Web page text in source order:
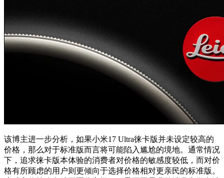
该博主进一步分析，如果小米17 Ultra徕卡版并未设定较高的
价格，那么对于标准版而言将可能陷入尴尬的境地。通常情况
下，追求徕卡版本体验的消费者对价格的敏感度较低，而对价
格有所顾虑的用户则更倾向于选择价格相对更亲民的标准版。